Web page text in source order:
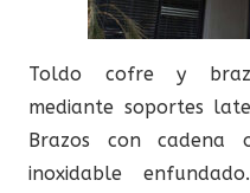
Toldo cofre y
mediante soportes
Brazos con
inoxidable